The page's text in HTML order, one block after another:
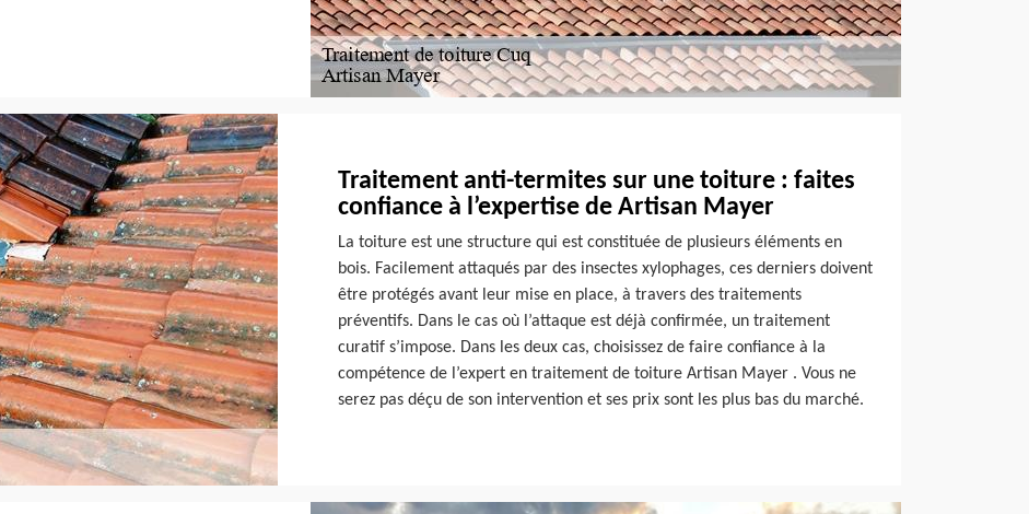
Traitement anti-termites sur une toiture : faites
confiance à l’expertise de Artisan Mayer
La toiture est une structure qui est constituée de plusieurs éléments en
bois. Facilement attaqués par des insectes xylophages, ces derniers doivent
être protégés avant leur mise en place, à travers des traitements
préventifs. Dans le cas où l’attaque est déjà confirmée, un traitement
curatif s’impose. Dans les deux cas, choisissez de faire confiance à la
compétence de l’expert en traitement de toiture Artisan Mayer . Vous ne
serez pas déçu de son intervention et ses prix sont les plus bas du marché.